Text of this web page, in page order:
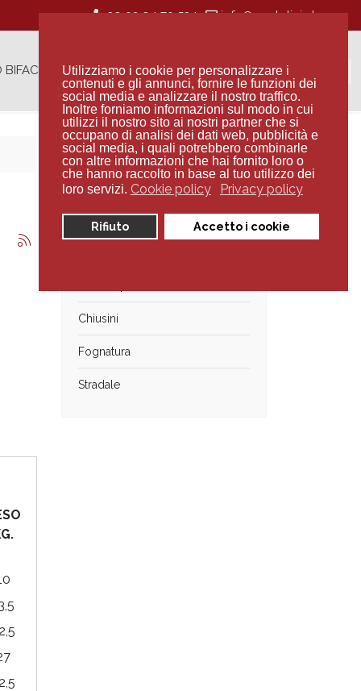
Utilizziamo i cookie per personalizzare i
contenuti e gli annunci, fornire le funzioni dei
social media e analizzare il nostro traffico.
Inoltre forniamo informazioni sul modo in cui
utilizzi il nostro sito ai nostri partner che si
occupano di analisi dei dati web, pubblicità e
social media, i quali potrebbero combinarle
con altre informazioni che hai fornito loro o
che hanno raccolto in base al tuo utilizzo dei
loro servizi. Cookie policy Privacy policy
Rifiuto Accetto i cookie
+39 02 94 70 534
CONTATTI Cerca...
Categorie
Muratura
Chiusini
Fognatura
Stradale